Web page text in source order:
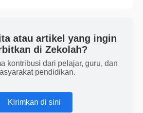
atau artikel yang ingin
di Zekolah?
kontribusi dari pelajar, guru, dan
pendidikan.
Kirimkan di sini